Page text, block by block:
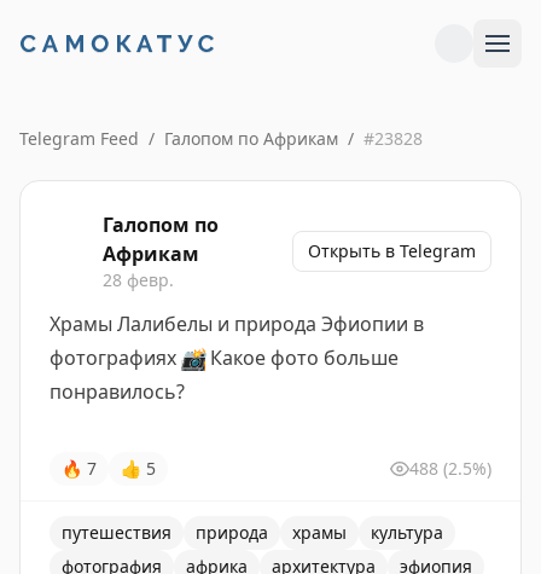
Telegram Feed / Галопом по Африкам / #23828
Галопом по
Африкам
28 февр.
Открыть в Telegram
Храмы Лалибелы и природа Эфиопии в
фотографиях📸Какое фото больше
понравилось?
🔥 7 👍 5 488 (2.5%)
путешествия природа храмы
культура
фотография
африка архитектура
эфиопия